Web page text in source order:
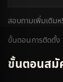
สอบถามเพิ่มเติม
ขั้นตอนการติดตั้ง
ขั้นตอนสมั